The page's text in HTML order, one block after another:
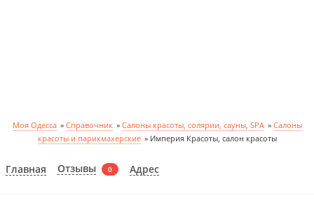
Моя Одесса » Справочник » Салоны красоты, солярии, сауны, SPA » Салоны
красоты и парикмахерские » Империя Красоты, салон красоты
Главная Отзывы 0 Адрес